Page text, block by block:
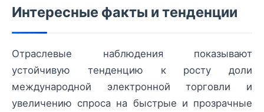
Интересные факты и тенденции
Отраслевые наблюдения показывают
устойчивую тенденцию к росту доли
международной электронной торговли и
увеличению спроса на быстрые и прозрачные